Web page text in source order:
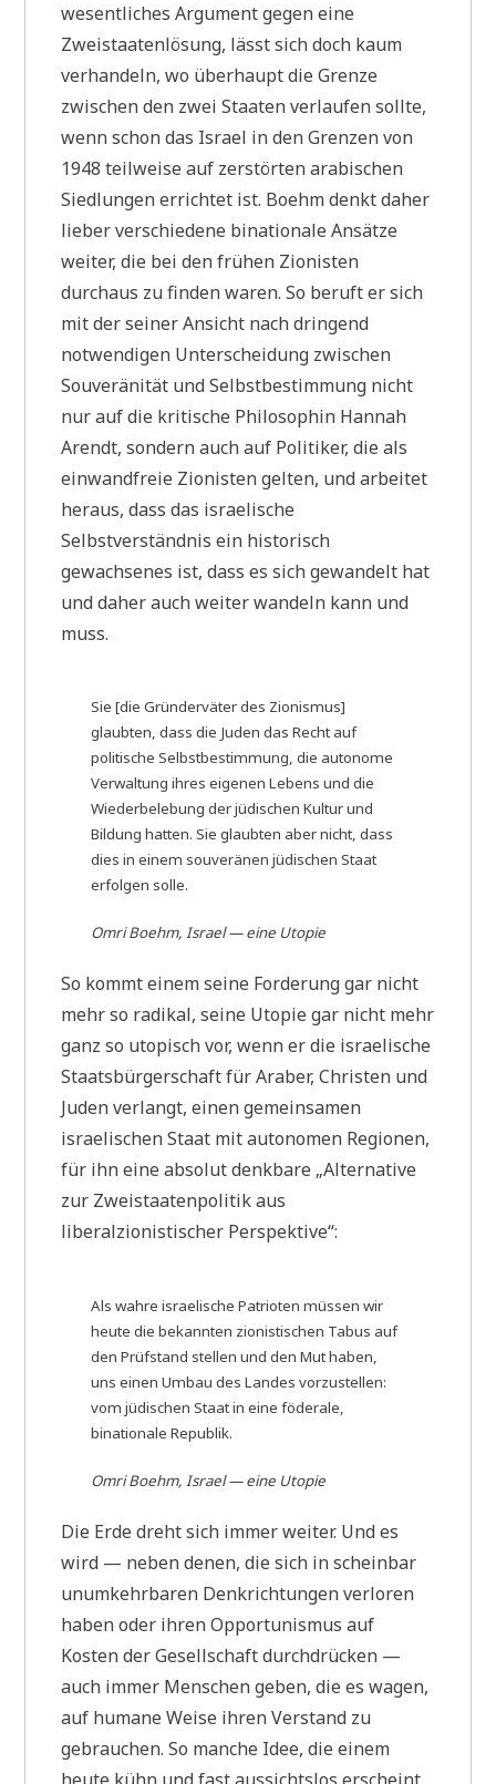
wesentliches Argument gegen eine
Zweistaatenlösung, lässt sich doch kaum
verhandeln, wo überhaupt die Grenze
zwischen den zwei Staaten verlaufen sollte,
wenn schon das Israel in den Grenzen von
1948 teilweise auf zerstörten arabischen
Siedlungen errichtet ist. Boehm denkt daher
lieber verschiedene binationale Ansätze
weiter, die bei den frühen Zionisten
durchaus zu finden waren. So beruft er sich
mit der seiner Ansicht nach dringend
notwendigen Unterscheidung zwischen
Souveränität und Selbstbestimmung nicht
nur auf die kritische Philosophin Hannah
Arendt, sondern auch auf Politiker, die als
einwandfreie Zionisten gelten, und arbeitet
heraus, dass das israelische
Selbstverständnis ein historisch
gewachsenes ist, dass es sich gewandelt hat
und daher auch weiter wandeln kann und
muss.
Sie [die Gründerväter des Zionismus]
glaubten, dass die Juden das Recht auf
politische Selbstbestimmung, die autonome
Verwaltung ihres eigenen Lebens und die
Wiederbelebung der jüdischen Kultur und
Bildung hatten. Sie glaubten aber nicht, dass
dies in einem souveränen jüdischen Staat
erfolgen solle.
Omri Boehm, Israel — eine Utopie
So kommt einem seine Forderung gar nicht
mehr so radikal, seine Utopie gar nicht mehr
ganz so utopisch vor, wenn er die israelische
Staatsbürgerschaft für Araber, Christen und
Juden verlangt, einen gemeinsamen
israelischen Staat mit autonomen Regionen,
für ihn eine absolut denkbare „Alternative
zur Zweistaatenpolitik aus
liberalzionistischer Perspektive“:
Als wahre israelische Patrioten müssen wir
heute die bekannten zionistischen Tabus auf
den Prüfstand stellen und den Mut haben,
uns einen Umbau des Landes vorzustellen:
vom jüdischen Staat in eine föderale,
binationale Republik.
Omri Boehm, Israel — eine Utopie
Die Erde dreht sich immer weiter. Und es
wird — neben denen, die sich in scheinbar
unumkehrbaren Denkrichtungen verloren
haben oder ihren Opportunismus auf
Kosten der Gesellschaft durchdrücken —
auch immer Menschen geben, die es wagen,
auf humane Weise ihren Verstand zu
gebrauchen. So manche Idee, die einem